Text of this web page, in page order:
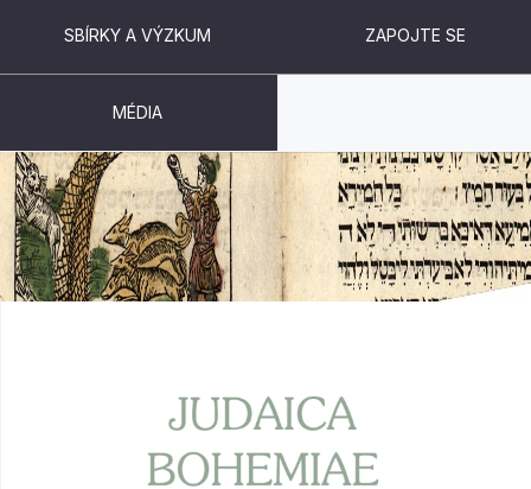
SBÍRKY A VÝZKUM ZAPOJTE SE
MÉDIA
JUDAICA BOHEMIAE LVI - 2